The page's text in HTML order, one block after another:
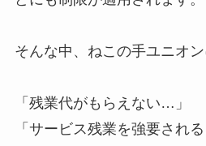
そんな中、ねこの手ユニオ
「残業代がもらえない…」
「サービス残業を強要され